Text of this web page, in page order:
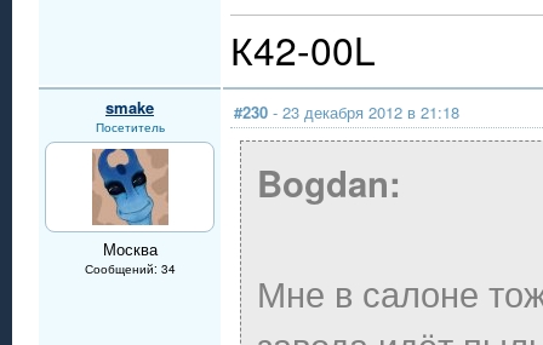
К42-00L
smake
Посетитель
Москва
Сообщений: 34
#230 - 23 декабря 2012 в 21:18
Bogdan:
Мне в салоне